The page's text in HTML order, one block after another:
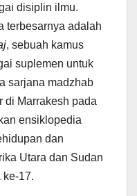
disiplin ilmu.
terbesarnya adalah
, sebuah kamus
suplemen untuk
sarjana madzhab
di Marrakesh pada
ensiklopedia
dan
Utara dan Sudan
ke-17.